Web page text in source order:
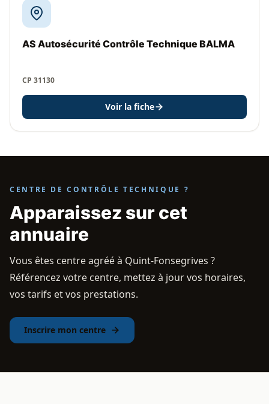
AS Autosécurité Contrôle Technique BALMA
CP 31130
Voir la fiche
CENTRE DE CONTRÔLE TECHNIQUE ?
Apparaissez sur cet
annuaire
Vous êtes centre agréé à Quint-Fonsegrives ?
Référencez votre centre, mettez à jour vos horaires,
vos tarifs et vos prestations.
Inscrire mon centre